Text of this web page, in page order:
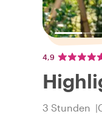
4,9
3 Stunden